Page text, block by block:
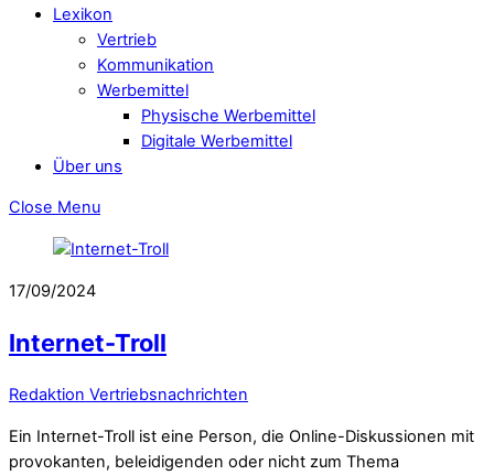
Lexikon
Vertrieb
Kommunikation
Werbemittel
Physische Werbemittel
Digitale Werbemittel
Über uns
Close Menu
17/09/2024
Internet-Troll
Redaktion Vertriebsnachrichten
Ein Internet-Troll ist eine Person, die Online-Diskussionen mit
provokanten, beleidigenden oder nicht zum Thema